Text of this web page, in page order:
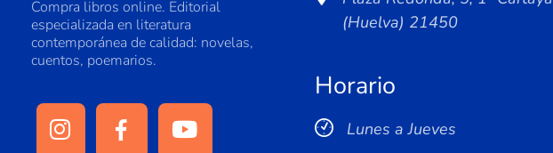
Compra libros online. Editorial
especializada en literatura
contemporánea de calidad: novelas,
cuentos, poemarios.
(Huelva) 21450
Horario
Lunes a Jueves